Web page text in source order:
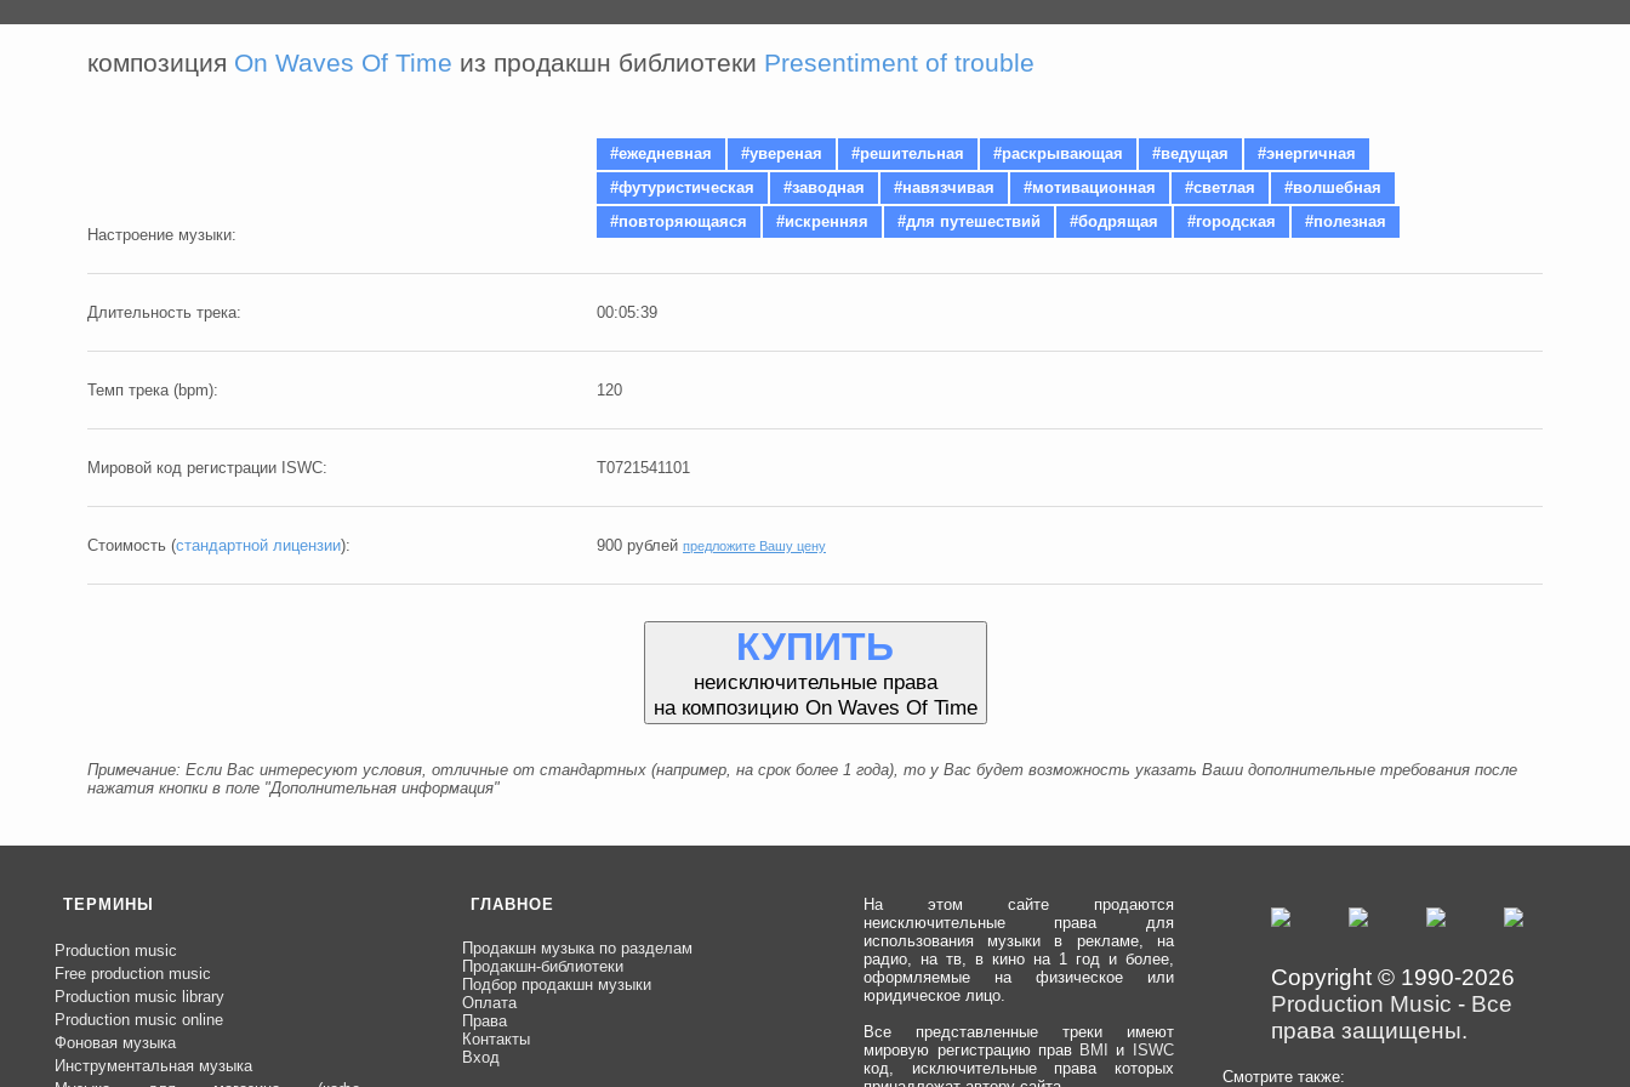
композиция On Waves Of Time из продакшн библиотеки Presentiment of trouble
Настроение музыки:
#ежедневная #увереная #решительная #раскрывающая #ведущая
#энергичная
#футуристическая
#заводная #навязчивая #мотивационная #светлая
#волшебная
#повторяющаяся
#искренняя #для путешествий #бодрящая #городская #полезная
Длительность трека: 00:05:39
Темп трека (bpm): 120
Мировой код регистрации ISWC: T0721541101
Стоимость (стандартной лицензии): 900 рублей предложите Вашу цену
КУПИТЬ
неисключительные права
на композицию On Waves Of Time
Примечание: Если Вас интересуют условия, отличные от стандартных (например, на срок более 1 года), то у Вас будет возможность указать Ваши дополнительные требования после
нажатия кнопки в поле "Дополнительная информация"
ТЕРМИНЫ
Production music
Free production music
Production music library
Production music online
Фоновая музыка
Инструментальная музыка
ГЛАВНОЕ
Продакшн музыка по разделам
Продакшн-библиотеки
Подбор продакшн музыки
Оплата
Права
Контакты
Вход
На этом сайте продаются
неисключительные права для
использования музыки в рекламе, на
радио, на тв, в кино на 1 год и более,
оформляемые на физическое или
юридическое лицо.
Все представленные треки имеют
мировую регистрацию прав BMI и ISWC
код, исключительные права которых
Copyright © 1990-2026
Production Music - Все
права защищены.
Смотрите также: